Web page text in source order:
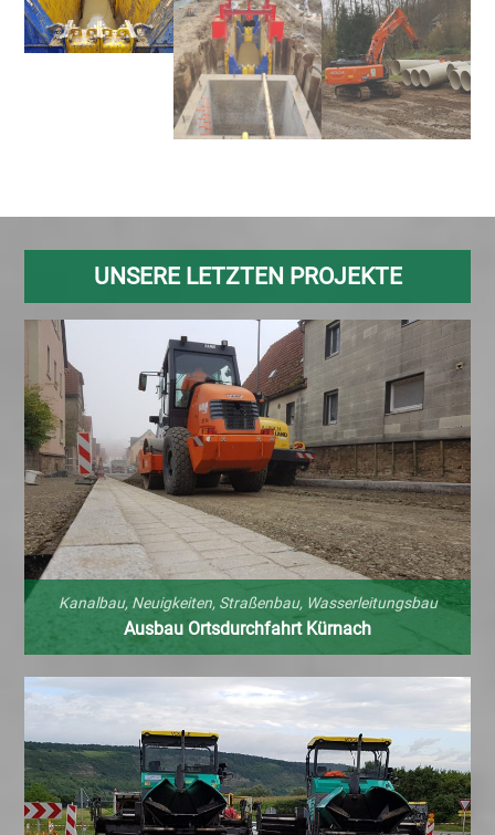
UNSERE LETZTEN PROJEKTE
Kanalbau, Neuigkeiten, Straßenbau, Wasserleitungsbau
Ausbau Ortsdurchfahrt Kürnach